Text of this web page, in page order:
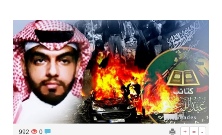
وزير الدفاع: اتفاقية مكة تسهم في دعم أمن واستقرار المنطقة والعالم
رئيس وزراء العراق لرئيس الاستخبارات السعودي: نرفض استخدام أراضينا منطلقاً لأي هجمات
الرياض وأنقرة وإسلام آباد تطلق «اتفاقية مكة» للدفاع
حالة الطقس المتوقعة اليوم في المملكة
+ = -
992